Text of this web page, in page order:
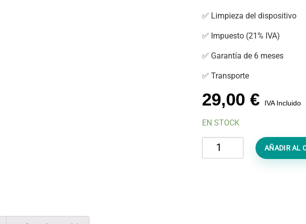
✅ Limpieza del dispositivo
✅ Impuesto (21% IVA)
✅ Garantía de 6 meses
✅ Transporte
29,00 € IVA Incluido
EN STOCK
Diagnóstico
iPhone
AÑADIR AL